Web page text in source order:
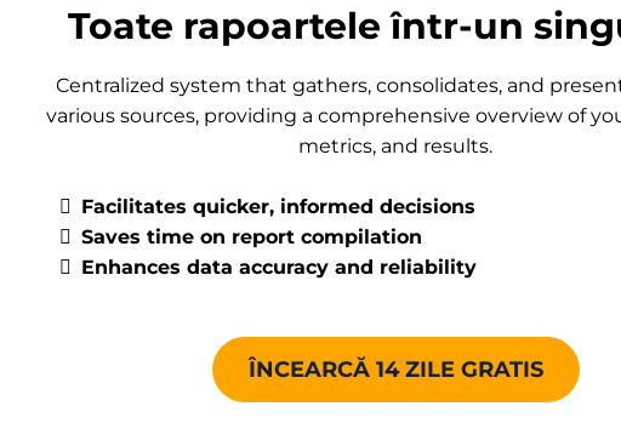
Toate rapoartele într-un
Centralized system that gathers, consolidates, and
various sources, providing a comprehensive overview of
metrics, and results.
Facilitates quicker, informed decisions
Saves time on report compilation
Enhances data accuracy and reliability
ÎNCEARCĂ 14 ZILE GRATIS